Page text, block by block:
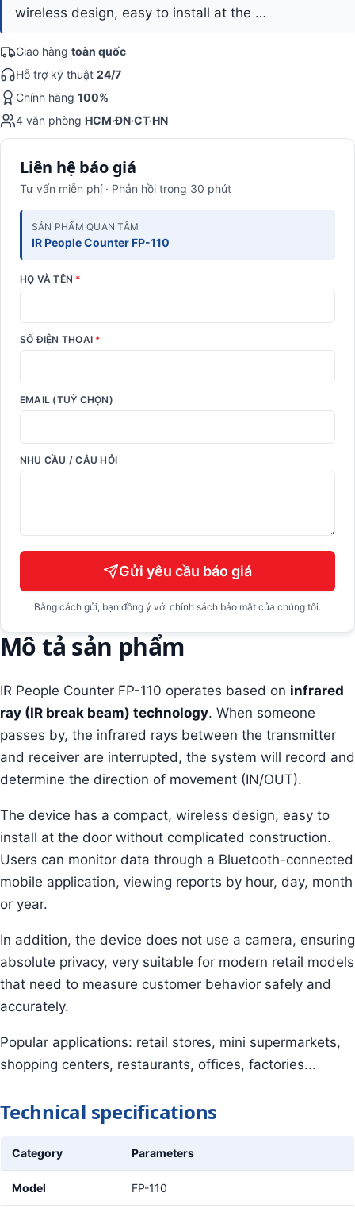
wireless design, easy to install at the …
Giao hàng toàn quốc
Hỗ trợ kỹ thuật 24/7
Chính hãng 100%
4 văn phòng HCM·ĐN·CT·HN
Liên hệ báo giá
Tư vấn miễn phí · Phản hồi trong 30 phút
SẢN PHẨM QUAN TÂM
IR People Counter FP-110
HỌ VÀ TÊN *
SỐ ĐIỆN THOẠI *
EMAIL (TUỲ CHỌN)
NHU CẦU / CÂU HỎI
Gửi yêu cầu báo giá
Bằng cách gửi, bạn đồng ý với chính sách bảo mật của chúng tôi.
Mô tả sản phẩm
IR People Counter FP-110 operates based on infrared
ray (IR break beam) technology. When someone
passes by, the infrared rays between the transmitter
and receiver are interrupted, the system will record and
determine the direction of movement (IN/OUT).
The device has a compact, wireless design, easy to
install at the door without complicated construction.
Users can monitor data through a Bluetooth-connected
mobile application, viewing reports by hour, day, month
or year.
In addition, the device does not use a camera, ensuring
absolute privacy, very suitable for modern retail models
that need to measure customer behavior safely and
accurately.
Popular applications: retail stores, mini supermarkets,
shopping centers, restaurants, offices, factories...
Technical specifications
Category Parameters
Model FP-110